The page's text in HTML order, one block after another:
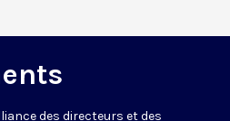
des directeurs et des